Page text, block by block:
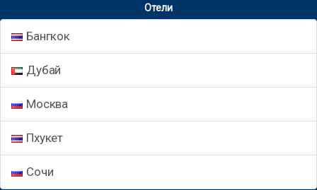
Отели
Бангкок
Дубай
Москва
Пхукет
Сочи